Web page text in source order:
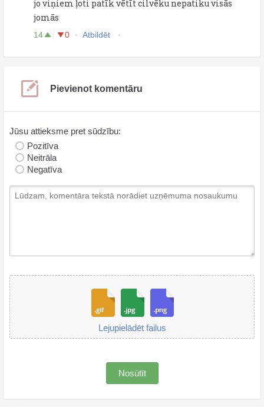
jo viņiem ļoti patīk vētīt cilvēku nepatiku visās
jomās
14 0 Atbildēt
Pievienot komentāru
Jūsu attieksme pret sūdzību:
Pozitīva
Neitrāla
Negatīva
Lejupielādēt failus
Nosūtīt